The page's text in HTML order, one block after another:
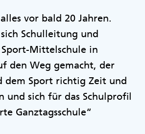
vor bald 20 Jahren.
Schulleitung und
Mittelschule in
den Weg gemacht, der
dem Sport richtig Zeit und
und sich für das Schulprofil
Ganztagsschule“